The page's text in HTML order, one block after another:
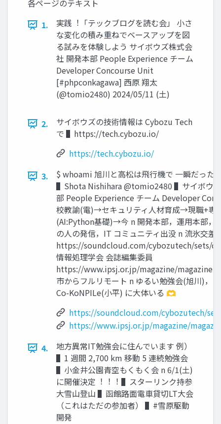
各ページのテキスト
1.
実践︕「テックブログを読む会」 ⼩さ
な変化の積み重ねでベースアップを図
る試みを体験しよう サイボウズ株式会
社 開発本部 People Experience チーム
Developer Concourse Unit
[#phpconkagawa] ⻄原 翔太
(@tomio2480) 2024/05/11 (⼟)
2.
サイボウズの技術情報は Cybozu Tech
で ▌https://tech.cybozu.io/
https://tech.cybozu.io/
3.
$ whoami 旭川と⾼松は⾶⾏機で ⼀瞬だった
▌Shota Nishihara @tomio2480 ▌サイボウ
部 People Experience チーム Developer
校教諭(電)→セキュリティ⼈材育成→現職+専
(AI:Python基礎)→今 n 開発本部，運⽤本部，
の⼈の発信，IT コミュニティ出没 n 流氷交差
https://soundcloud.com/cybozutech/sets/
情報処理学会 会誌編集委員
https://www.ipsj.or.jp/magazine/
市からフルリモート n ゆるい勉強会(旭川)，
Co-KoNPILe(⼩平) に⼤体いる 🫶
https://soundcloud.com/cybozutech/
https://www.ipsj.or.jp/magazine/
4.
地⽅異常IT勉強会に住んでいます 例）
▌1 週間 2,700 km 移動 5 連続勉強会
▌⼩⾦井公園⻘空もくもく会 n 6/1(⼟)
に開催決定︕︕︕ ▌スターリンク持参
⼤雪⼭登⼭ ▌函館路⾯電⾞貸切LT⼤会
（これはただの参加者） ▌#雪原駆動
開発